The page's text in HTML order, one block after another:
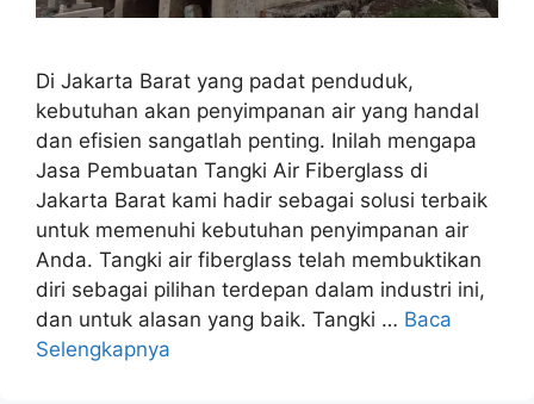
Di Jakarta Barat yang padat penduduk,
kebutuhan akan penyimpanan air yang handal
dan efisien sangatlah penting. Inilah mengapa
Jasa Pembuatan Tangki Air Fiberglass di
Jakarta Barat kami hadir sebagai solusi terbaik
untuk memenuhi kebutuhan penyimpanan air
Anda. Tangki air fiberglass telah membuktikan
diri sebagai pilihan terdepan dalam industri ini,
dan untuk alasan yang baik. Tangki … Baca
Selengkapnya